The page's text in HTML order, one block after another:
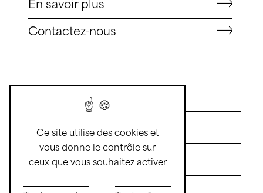
Contactez-nous
Ce site utilise des cookies et
vous donne le contrôle sur
ceux que vous souhaitez activer